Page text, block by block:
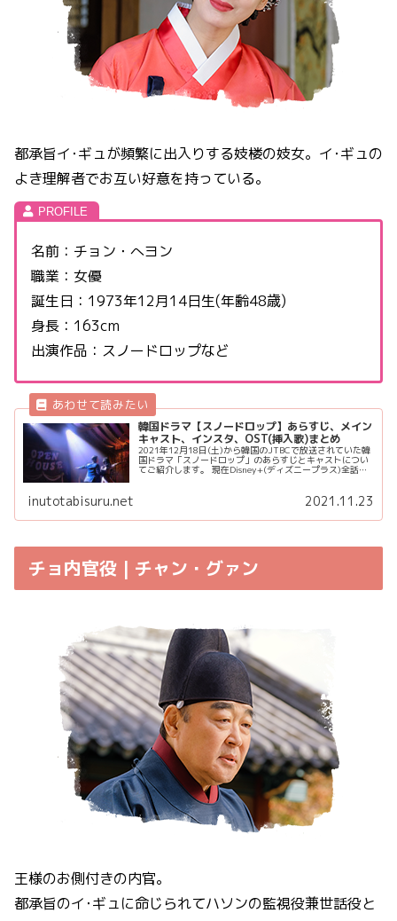
都承旨イ･ギュが頻繁に出入りする妓楼の妓女。イ･ギュの
よき理解者でお互い好意を持っている。
名前：チョン・へヨン
職業：女優
誕生日：1973年12月14日生(年齢48歳)
身長：163cm
出演作品：スノードロップなど
韓国ドラマ【スノードロップ】あらすじ、メイン
キャスト、インスタ、OST(挿入歌)まとめ
2021年12月18日(土)から韓国のJTBCで放送されていた韓
国ドラマ「スノードロップ」のあらすじとキャストについ
てご紹介します。 現在Disney+(ディズニープラス)全話独
占配信中 スノードロップをDisney+で視聴 「スノード...
inutotabisuru.net 2021.11.23
チョ内官役 | チャン・グァン
王様のお側付きの内官。
都承旨のイ･ギュに命じられてハソンの監視役兼世話役と